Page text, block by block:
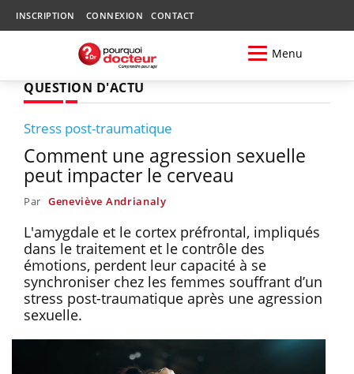
INSCRIPTION CONNEXION CONTACT
Menu
QUESTION D'ACTU
Stress post-traumatique
Comment une agression sexuelle
peut impacter le cerveau
Par Geneviève Andrianaly
L'amygdale et le cortex préfrontal, impliqués
dans le traitement et le contrôle des
émotions, perdent leur capacité à se
synchroniser chez les femmes souffrant d’un
stress post-traumatique après une agression
sexuelle.